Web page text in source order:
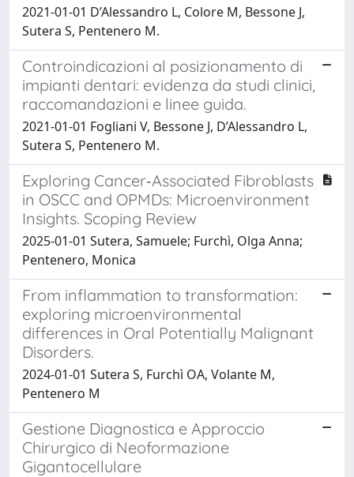
2021-01-01 D’Alessandro L, Colore M, Bessone J,
Sutera S, Pentenero M.
Controindicazioni al posizionamento di
impianti dentari: evidenza da studi clinici,
raccomandazioni e linee guida.
2021-01-01 Fogliani V, Bessone J, D’Alessandro L,
Sutera S, Pentenero M.
Exploring Cancer‐Associated Fibroblasts
in OSCC and OPMDs: Microenvironment
Insights. Scoping Review
2025-01-01 Sutera, Samuele; Furchì, Olga Anna;
Pentenero, Monica
From inflammation to transformation:
exploring microenvironmental
differences in Oral Potentially Malignant
Disorders.
2024-01-01 Sutera S, Furchì OA, Volante M,
Pentenero M
Gestione Diagnostica e Approccio
Chirurgico di Neoformazione
Gigantocellulare